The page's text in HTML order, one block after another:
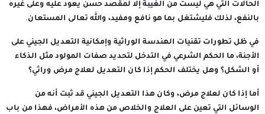
الحالات التي هي ليست من الغيبة إلا لمقصد حسن يعود عليه وعلى غيره
بالنفع، لذلك فليشتغل بما هو نافع ومفيد، والله تعالى المستعان.
في ظل تطورات تقنيات الهندسة الوراثية وإمكانية التعديل الجيني على
الأجنة، ما الحكم الشرعي في التدخل لتحديد صفات المولود مثل الذكاء
أو الشكل؟ وهل يختلف الحكم إذا كان التعديل لعلاج مرض وراثي؟
أما إذا كان لعلاج مرض، وكان هذا التعديل الجيني قد ثبت أنه من
الوسائل التي تعين على العلاج والخلاص من هذه الأمراض، فهذا من باب